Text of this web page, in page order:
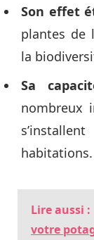
Son effet
plantes de
la
Sa
nombreux
habitations.
Lire aussi :
votre